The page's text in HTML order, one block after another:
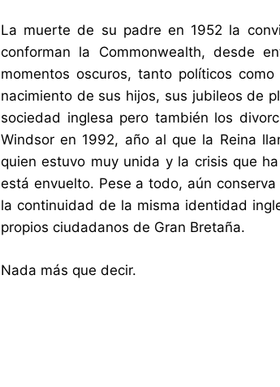
La muerte de su padre en 1952 la
conforman la Commonwealth, desde
momentos oscuros, tanto políticos
nacimiento de sus hijos, sus jubileos de
sociedad inglesa pero también los
Windsor en 1992, año al que la Reina
quien estuvo muy unida y la crisis que
está envuelto. Pese a todo, aún
la continuidad de la misma identidad
propios ciudadanos de Gran Bretaña.
Nada más que decir.